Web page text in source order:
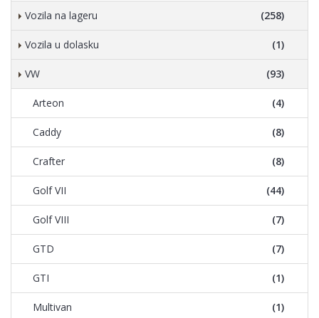
Vozila na lageru (258)
Vozila u dolasku (1)
VW (93)
Arteon (4)
Caddy (8)
Crafter (8)
Golf VII (44)
Golf VIII (7)
GTD (7)
GTI (1)
Multivan (1)